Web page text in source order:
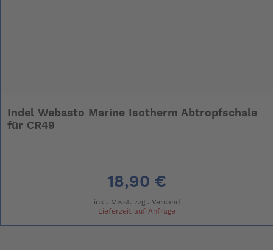
Indel Webasto Marine Isotherm Abtropfschale
für CR49
18,90 €
inkl. Mwst. zzgl. Versand
Lieferzeit auf Anfrage